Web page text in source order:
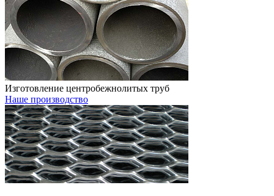
Изготовление центробежнолитых труб
Наше производство